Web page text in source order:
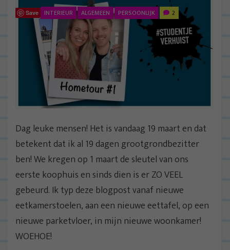
Save INTERIEUR ALGEMEEN PERSOONLIJK 2
Dag leuke mensen! Het is vandaag 19 maart en dat
betekent dat ik al 19 dagen grootgrondbezitter
ben! We kregen op 1 maart de sleutel van ons
eerste koophuis en sinds dien is er ZO VEEL
gebeurd. Ik typ deze blogpost vanaf nieuwe
eetkamerstoelen, aan een nieuwe eettafel, op een
nieuwe parketvloer, in mijn nieuwe woonkamer!
WOEHOE!